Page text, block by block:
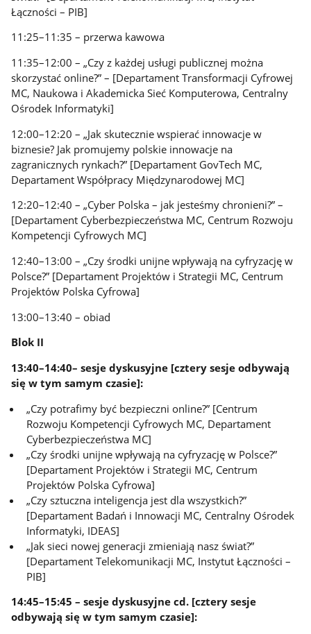
Łączności – PIB]
11:25–11:35 – przerwa kawowa
11:35–12:00 – „Czy z każdej usługi publicznej można
skorzystać online?” – [Departament Transformacji Cyfrowej
MC, Naukowa i Akademicka Sieć Komputerowa, Centralny
Ośrodek Informatyki]
12:00–12:20 – „Jak skutecznie wspierać innowacje w
biznesie? Jak promujemy polskie innowacje na
zagranicznych rynkach?” [Departament GovTech MC,
Departament Współpracy Międzynarodowej MC]
12:20–12:40 – „Cyber Polska – jak jesteśmy chronieni?” –
[Departament Cyberbezpieczeństwa MC, Centrum Rozwoju
Kompetencji Cyfrowych MC]
12:40–13:00 – „Czy środki unijne wpływają na cyfryzację w
Polsce?” [Departament Projektów i Strategii MC, Centrum
Projektów Polska Cyfrowa]
13:00–13:40 – obiad
Blok II
13:40–14:40– sesje dyskusyjne [cztery sesje odbywają
się w tym samym czasie]:
„Czy potrafimy być bezpieczni online?” [Centrum
Rozwoju Kompetencji Cyfrowych MC, Departament
Cyberbezpieczeństwa MC]
„Czy środki unijne wpływają na cyfryzację w Polsce?”
[Departament Projektów i Strategii MC, Centrum
Projektów Polska Cyfrowa]
„Czy sztuczna inteligencja jest dla wszystkich?”
[Departament Badań i Innowacji MC, Centralny Ośrodek
Informatyki, IDEAS]
„Jak sieci nowej generacji zmieniają nasz świat?”
[Departament Telekomunikacji MC, Instytut Łączności –
PIB]
14:45–15:45 – sesje dyskusyjne cd. [cztery sesje
odbywają się w tym samym czasie]: